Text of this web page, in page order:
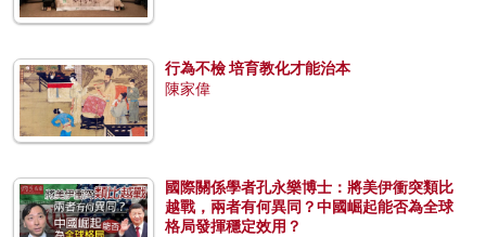
行為不檢 培育教化才能治本
陳家偉
國際關係學者孔永樂博士：將美伊衝突類比
越戰，兩者有何異同？中國崛起能否為全球
格局發揮穩定效用？